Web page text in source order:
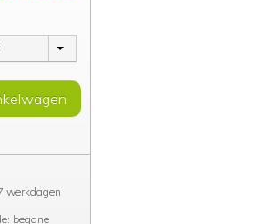
werkdagen
begane